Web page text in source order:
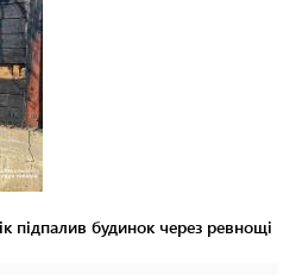
підпалив будинок через ревнощі